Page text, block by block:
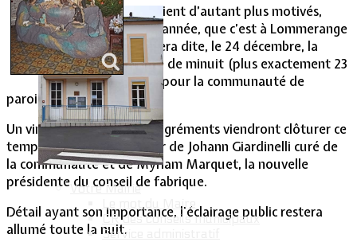
Votre Mairie
Le mot du Maire
CR des conseils municipaux
Service administratif
Ils étaient d’autant plus motivés,
cette année, que c’est à Lommerange
que sera dite, le 24 décembre, la
messe de minuit (plus exactement 23
h 30) pour la communauté de
paroisses.
Un vin chaud et quelques agréments viendront clôturer ce
temps fort de Noël autour de Johann Giardinelli curé de
la communauté et de Myriam Marquet, la nouvelle
présidente du conseil de fabrique.
Détail ayant son importance, l'éclairage public restera
allumé toute la nuit.